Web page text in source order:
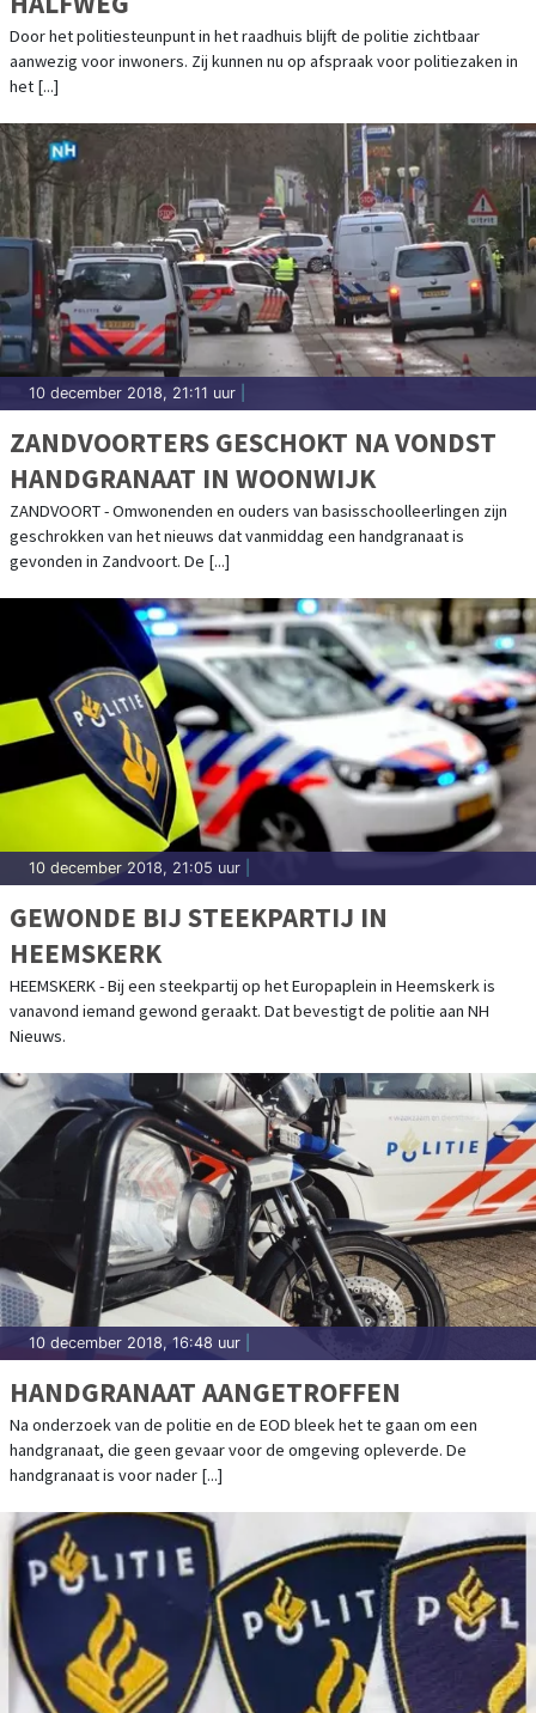
Door het politiesteunpunt in het raadhuis blijft de politie zichtbaar
aanwezig voor inwoners. Zij kunnen nu op afspraak voor politiezaken in
het [...]
10 december 2018, 21:11 uur
ZANDVOORTERS GESCHOKT NA VONDST
HANDGRANAAT IN WOONWIJK
ZANDVOORT - Omwonenden en ouders van basisschoolleerlingen zijn
geschrokken van het nieuws dat vanmiddag een handgranaat is
gevonden in Zandvoort. De [...]
10 december 2018, 21:05 uur
GEWONDE BIJ STEEKPARTIJ IN
HEEMSKERK
HEEMSKERK - Bij een steekpartij op het Europaplein in Heemskerk is
vanavond iemand gewond geraakt. Dat bevestigt de politie aan NH
Nieuws.
10 december 2018, 16:48 uur
HANDGRANAAT AANGETROFFEN
Na onderzoek van de politie en de EOD bleek het te gaan om een
handgranaat, die geen gevaar voor de omgeving opleverde. De
handgranaat is voor nader [...]